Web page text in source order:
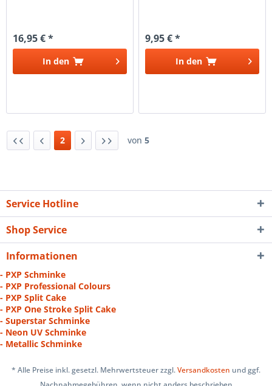
16,95 € *
In den
9,95 € *
In den
2 von 5
Service Hotline
Shop Service
Informationen
- PXP Schminke
- PXP Professional Colours
- PXP Split Cake
- PXP One Stroke Split Cake
- Superstar Schminke
- Neon UV Schminke
- Metallic Schminke
* Alle Preise inkl. gesetzl. Mehrwertsteuer zzgl.Versandkosten und ggf.